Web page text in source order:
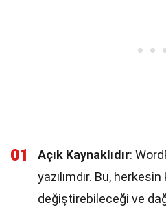
01 Açık Kaynaklıdır:
yazılımdır. Bu,
değiştirebileceği ve